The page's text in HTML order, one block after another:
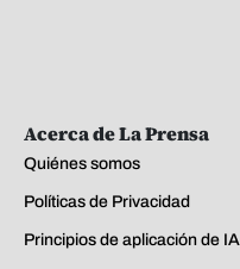
Acerca de La Prensa
Quiénes somos
Políticas de Privacidad
Principios de aplicación de IA